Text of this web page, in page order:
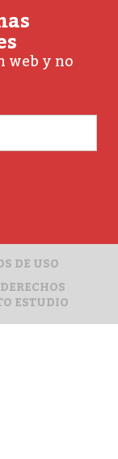
web y no
ESTUDIO
DE USO